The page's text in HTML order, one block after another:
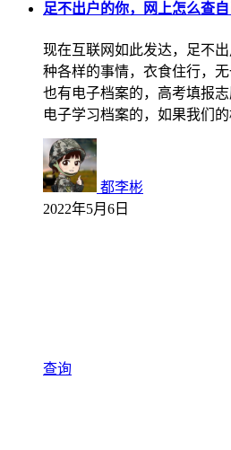
足不出户的你，网上怎么查自
现在互联网如此发达，足不
种各样的事情，衣食住行，
也有电子档案的，高考填报
电子学习档案的，如果我们
都李彬
2022年5月6日
查询